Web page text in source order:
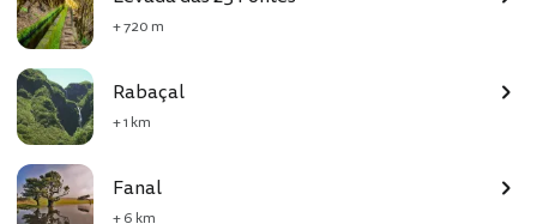
+ 720 m
Rabaçal
+ 1 km
Fanal
+ 6 km